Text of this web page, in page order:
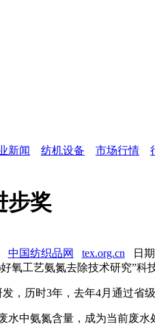
新闻 纺机设备 市场行情
步奖
中国纺织品网 tex.org.cn 日期
艺氨氮去除技术研究”科技
历时3年，去年4月通过省级
氨氮含量，成为当前废水